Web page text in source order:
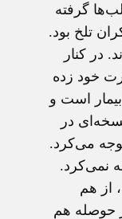
گرفته
تلخ بود.
در کنار
خود زده
است و
در
‏می‌کرد.
نمی‌کرد.
از هم
‏حوصله هم